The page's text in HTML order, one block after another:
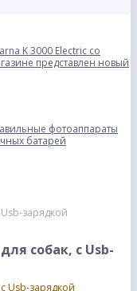
K 3000 Electric со
представлен новый
фотоаппараты
батарей
зарядкой
собак, с Usb-